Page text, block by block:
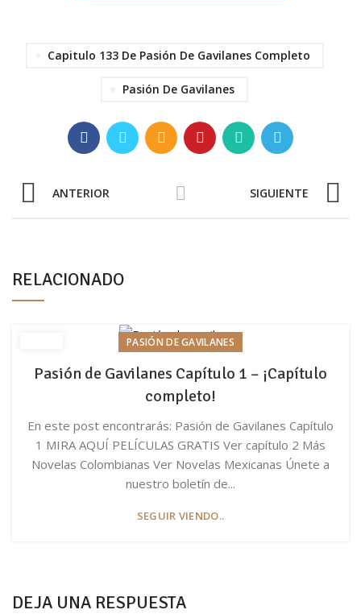
Capitulo 133 De Pasión De Gavilanes Completo
Pasión De Gavilanes
ANTERIOR SIGUIENTE
RELACIONADO
PASIÓN DE GAVILANES
Pasión de Gavilanes Capítulo 1 – ¡Capítulo
completo!
En este post encontrarás: Pasión de Gavilanes Capítulo
1 MIRA AQUÍ PELÍCULAS GRATIS Ver capítulo 2 Más
Novelas Colombianas Ver Novelas Mexicanas Únete a
nuestro boletín de...
SEGUIR VIENDO..
DEJA UNA RESPUESTA